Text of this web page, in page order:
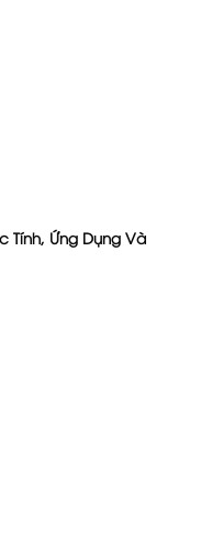
Tính, Ứng Dụng Và